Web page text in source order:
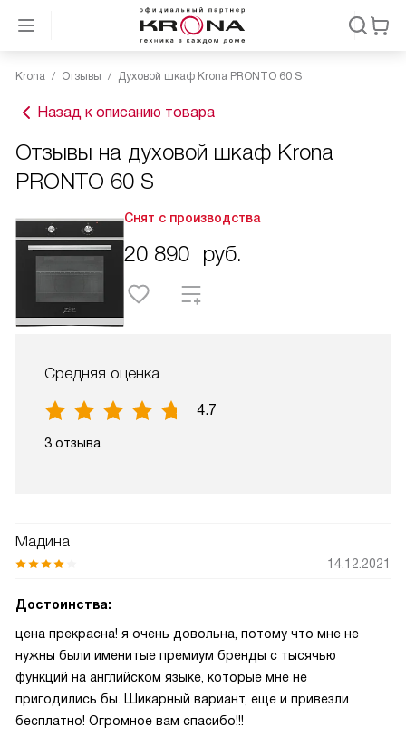
Krona Отзывы Духовой шкаф Krona PRONTO 60 S
Назад к описанию товара
Отзывы на духовой шкаф Krona
PRONTO 60 S
Снят с производства
20 890 руб.
Средняя оценка
4.7
3 отзыва
Мадина
14.12.2021
Достоинства:
цена прекрасна! я очень довольна, потому что мне не
нужны были именитые премиум бренды с тысячью
функций на английском языке, которые мне не
пригодились бы. Шикарный вариант, еще и привезли
бесплатно! Огромное вам спасибо!!!